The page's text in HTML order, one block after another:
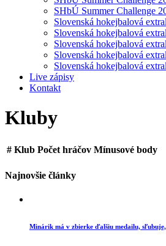
SHbÚ Summer Challenge
Slovenská hokejbalová
Slovenská hokejbalová
Slovenská hokejbalová
Slovenská hokejbalová
Slovenská hokejbalová
Live zápisy
Kontakt
Kluby
# Klub Počet hráčov Mínusové body
Najnovšie články
Minárik má v zbierke ďalšiu medailu,